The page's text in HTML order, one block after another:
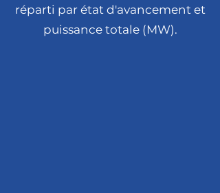
réparti par état d'avancement et
puissance totale (MW).